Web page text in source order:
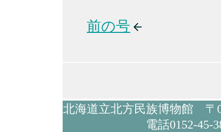
前の号
北海道立北方民族博物館
電話0152-45-